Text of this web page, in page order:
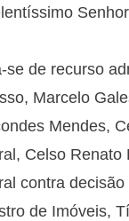
se de recurso
Marcelo
Mendes,
Celso Renato
contra
de Imóveis,